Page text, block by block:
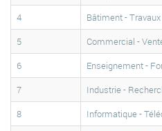
4
Bâtiment -
5
Commercial -
6
Enseignement -
7
Industrie -
8
Informatique -